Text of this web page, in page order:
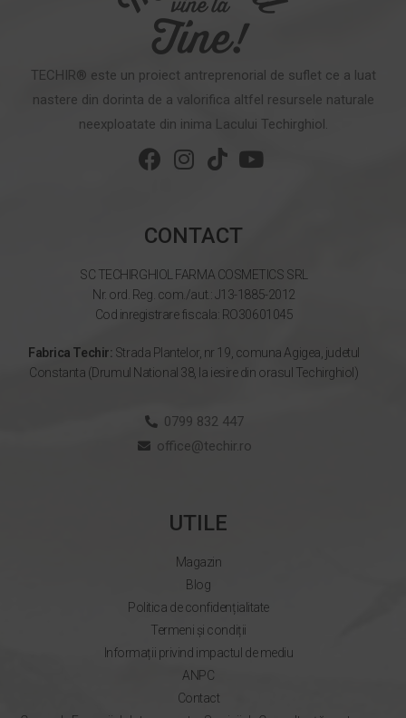
TECHIR® este un proiect antreprenorial de suflet ce a luat
nastere din dorinta de a valorifica altfel resursele naturale
neexploatate din inima Lacului Techirghiol.
CONTACT
SC TECHIRGHIOL FARMA COSMETICS SRL
Nr. ord. Reg. com./aut.: J13-1885-2012
Cod inregistrare fiscala: RO30601045
Fabrica Techir: Strada Plantelor, nr 19, comuna Agigea, judetul
Constanta (Drumul National 38, la iesire din orasul Techirghiol)
0799 832 447
office@techir.ro
UTILE
Magazin
Blog
Politica de confidențialitate
Termeni și condiții
Informații privind impactul de mediu
ANPC
Contact